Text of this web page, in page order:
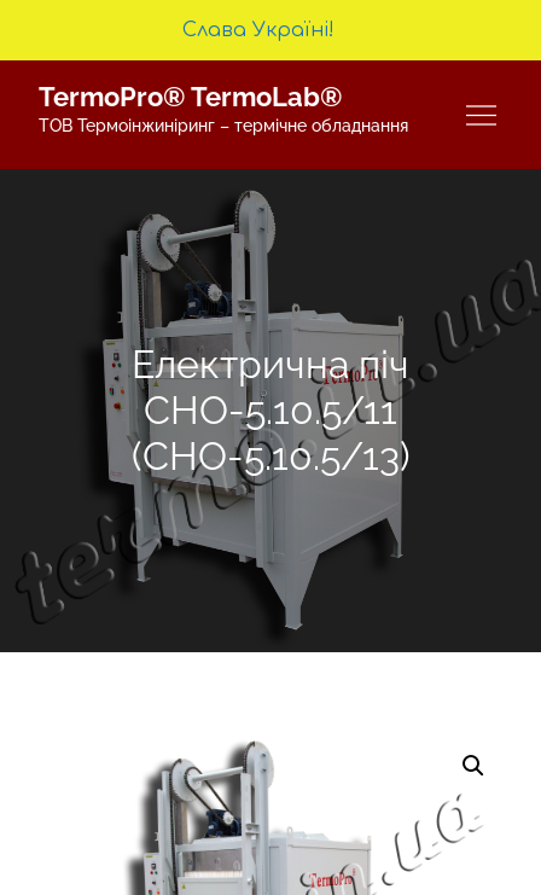
TermoPro® TermoLab®
ТОВ Термоінжиніринг – термічне обладнання
Електрична піч
СНО-5.10.5/11
(СНО-5.10.5/13)
Слава Україні!